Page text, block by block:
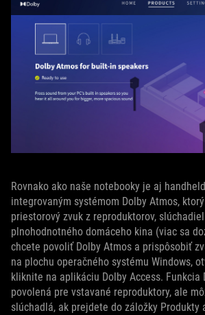
Rovnako ako naše notebooky je aj
integrovaným systémom Dolby Atmos,
priestorový zvuk z reproduktorov,
plnohodnotného domáceho kina (viac sa
chcete povoliť Dolby Atmos a prispôsobiť
na plochu operačného systému Windows,
kliknite na aplikáciu Dolby Access. Funkcia
povolená pre vstavané reproduktory, ale
slúchadlá, ak prejdete do záložky Produkty